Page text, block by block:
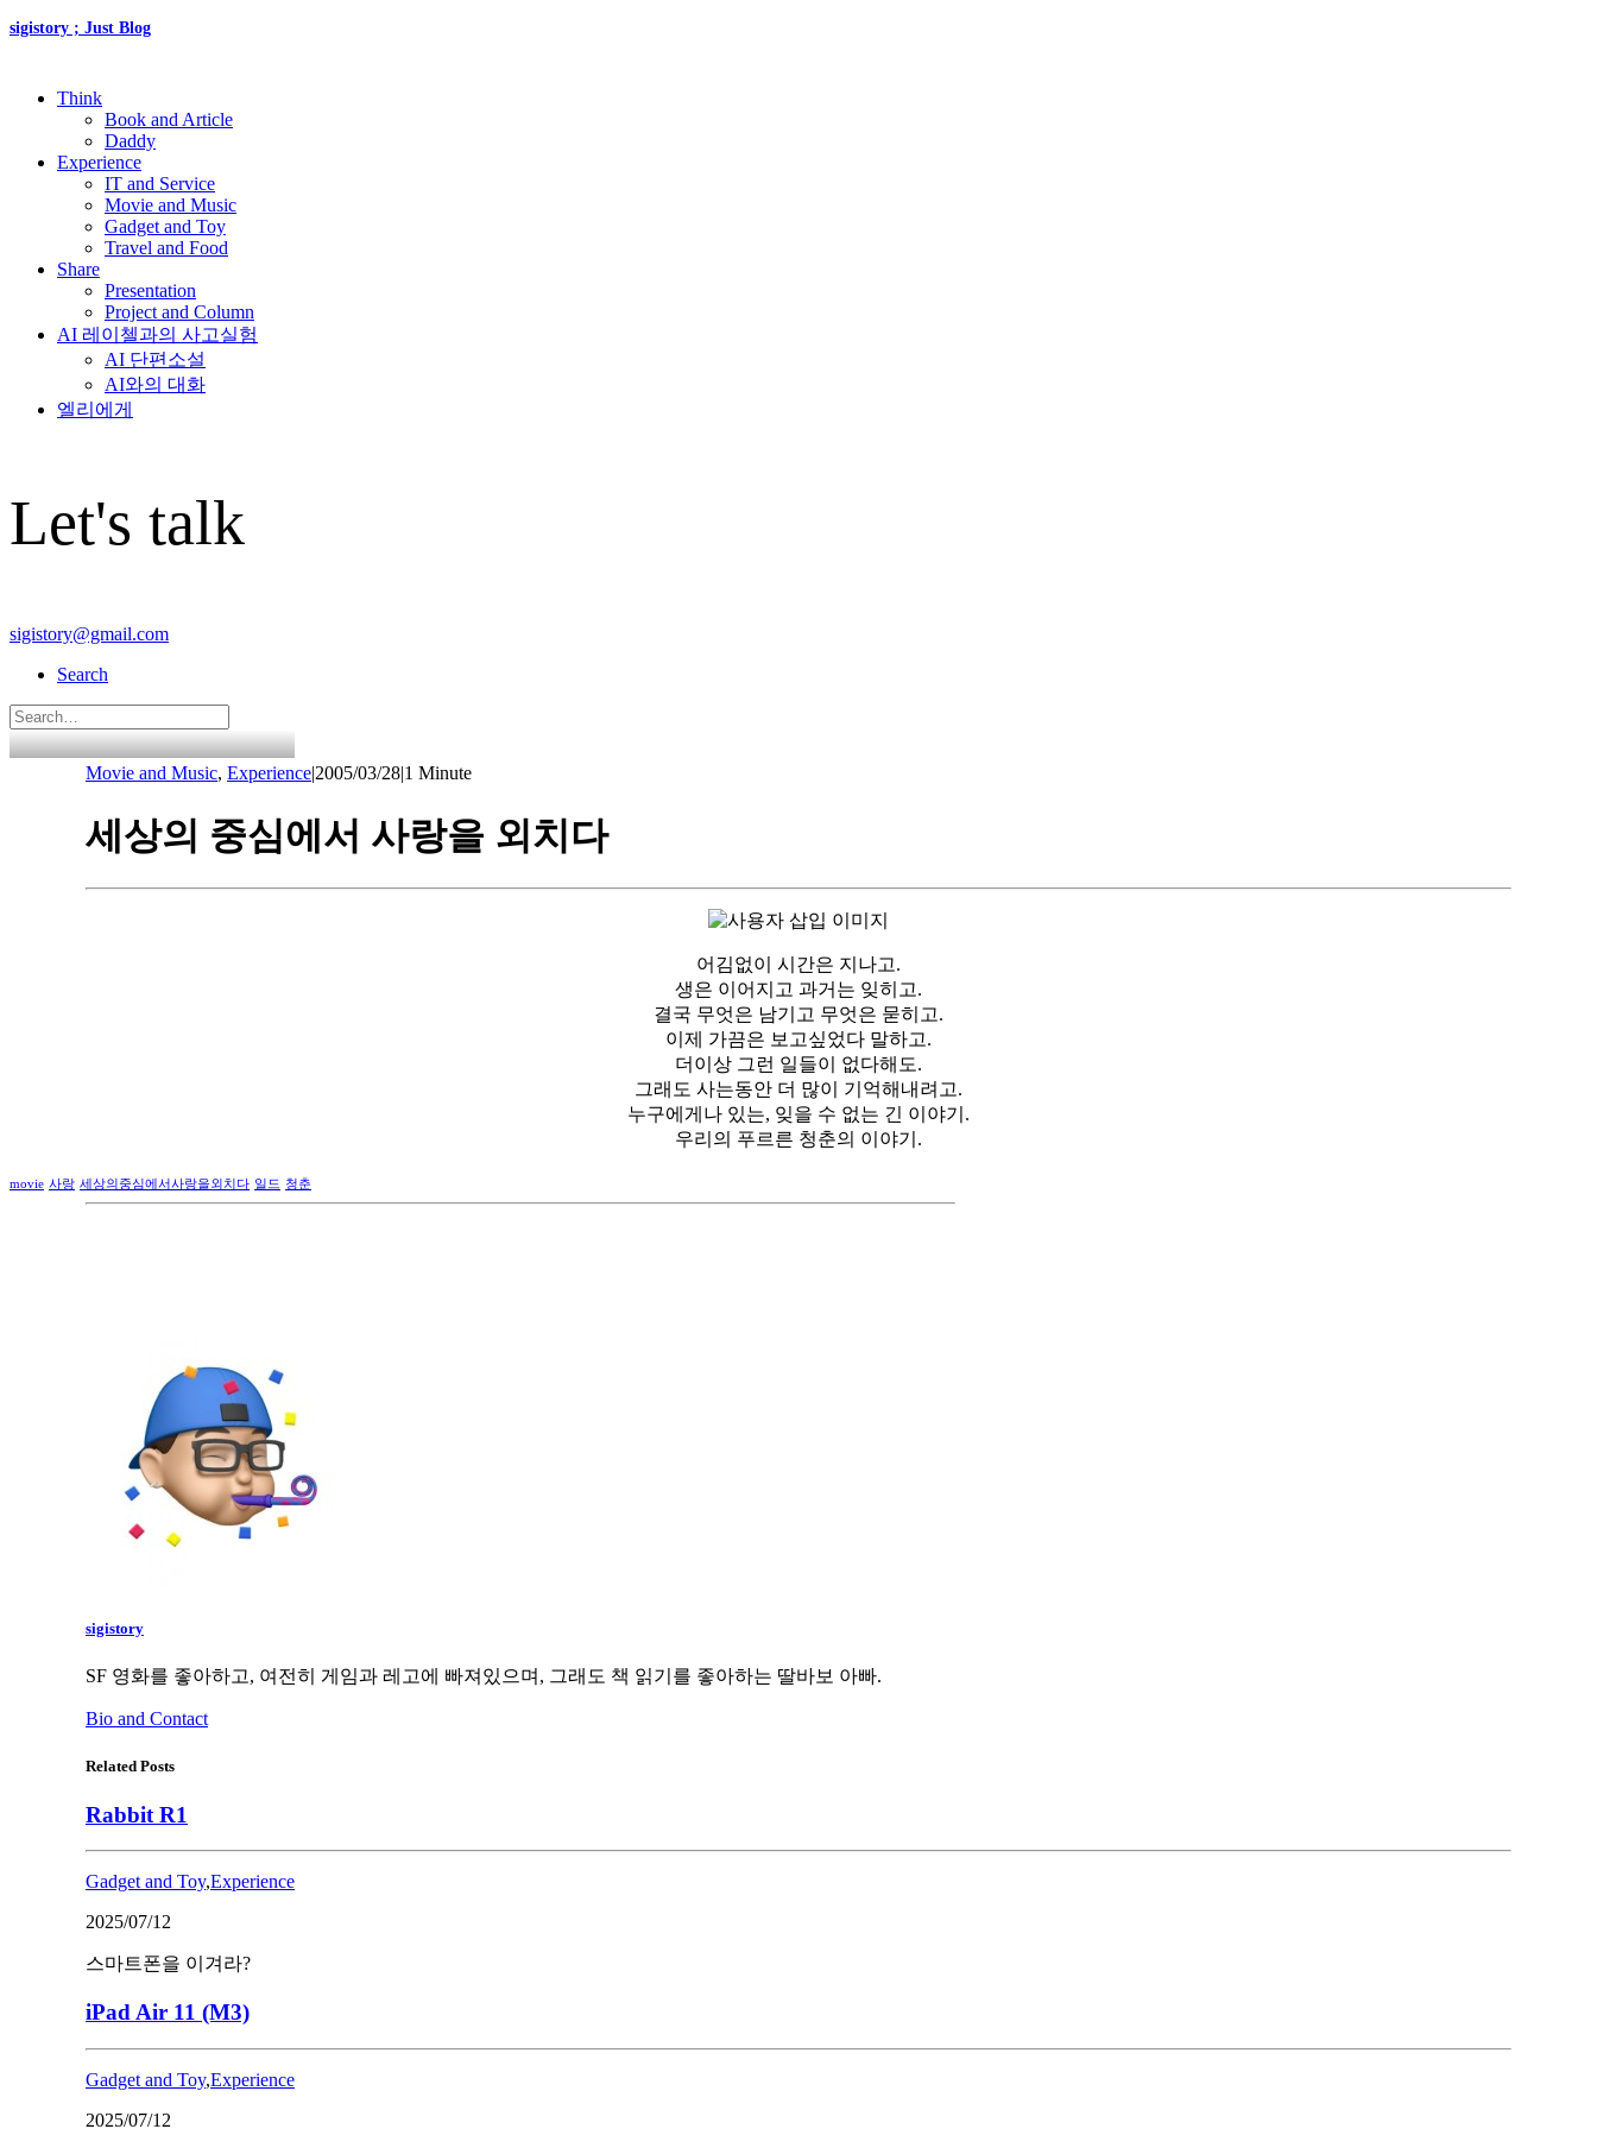
sigistory ; Just Blog
Think
Book and Article
Daddy
Experience
IT and Service
Movie and Music
Gadget and Toy
Travel and Food
Share
Presentation
Project and Column
AI 레이첼과의 사고실험
AI 단편소설
AI와의 대화
엘리에게
Let's talk
sigistory@gmail.com
Search
Movie and Music, Experience|2005/03/28|1 Minute
세상의 중심에서 사랑을 외치다
어김없이 시간은 지나고.
생은 이어지고 과거는 잊히고.
결국 무엇은 남기고 무엇은 묻히고.
이제 가끔은 보고싶었다 말하고.
더이상 그런 일들이 없다해도.
그래도 사는동안 더 많이 기억해내려고.
누구에게나 있는, 잊을 수 없는 긴 이야기.
우리의 푸르른 청춘의 이야기.
movie 사랑 세상의중심에서사랑을외치다 일드 청춘
sigistory
SF 영화를 좋아하고, 여전히 게임과 레고에 빠져있으며, 그래도 책 읽기를 좋아하는 딸바보 아빠.
Bio and Contact
Related Posts
Rabbit R1
Gadget and Toy,Experience
2025/07/12
스마트폰을 이겨라?
iPad Air 11 (M3)
Gadget and Toy,Experience
2025/07/12